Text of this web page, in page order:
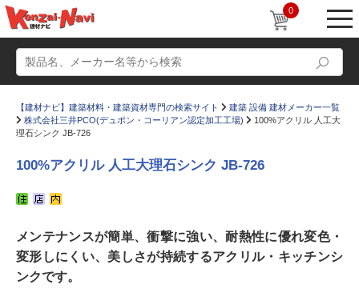
0
動画
かたなび コラム
すまいリング 設計士インタビュー
Q＆A
【建材ナビ】建築材料・建築資材専門の検索サイト
建築 設備 建材メーカー一覧
株式会社三井PCO(デュポン・コーリアン認定加工工場)
100%アクリル 人工大
理石シンク JB-726
100%アクリル 人工大理石シンク JB-726
メンテナンスが簡単、衝撃に強い、耐熱性に優れ変色・
変形しにくい、美しさが持続するアクリル・キッチンシ
ンクです。